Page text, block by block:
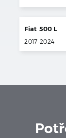
Fiat 500 L
2017-2024